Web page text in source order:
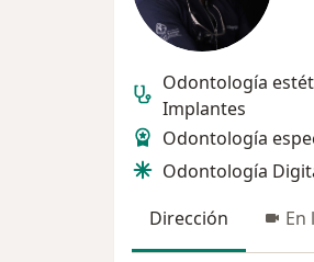
Odontología
Implantes
Odontología
Odontología
Dirección
En